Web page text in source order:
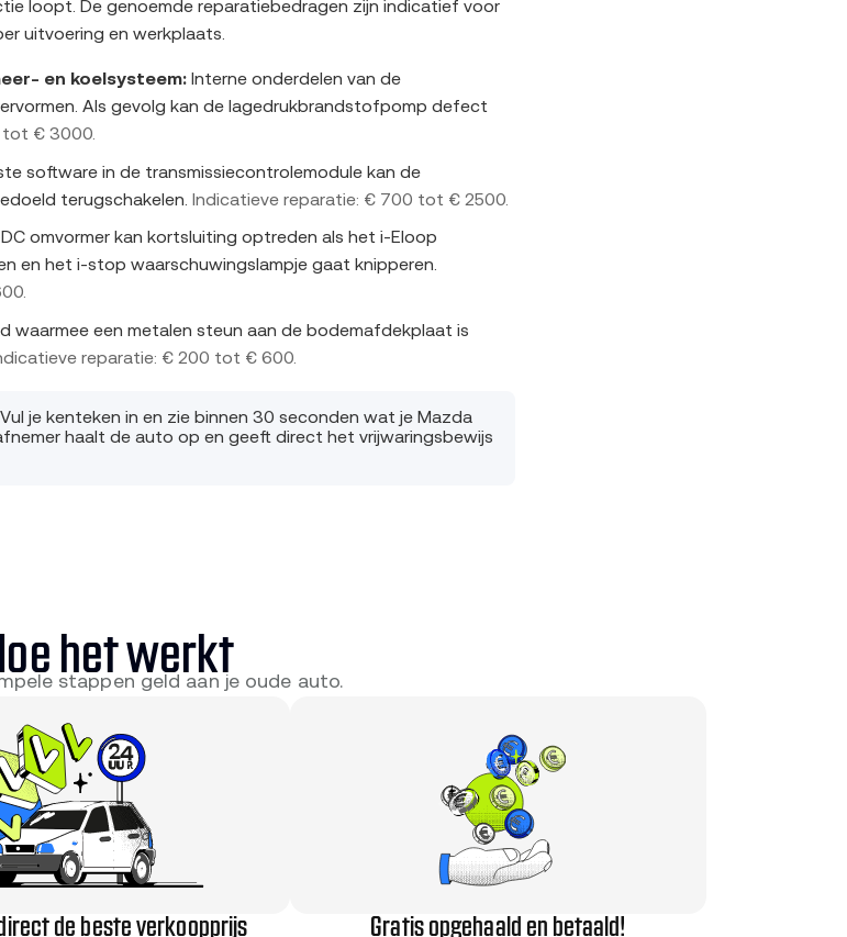
loopt. De genoemde reparatiebedragen zijn indicatief voor
uitvoering en werkplaats.
en koelsysteem:Interne onderdelen van de
Als gevolg kan de lagedrukbrandstofpomp defect
tot € 3000.
software in de transmissiecontrolemodule kan de
terugschakelen. Indicatieve reparatie: € 700 tot € 2500.
omvormer kan kortsluiting optreden als het i-Eloop
en het i-stop waarschuwingslampje gaat knipperen.
waarmee een metalen steun aan de bodemafdekplaat is
reparatie: € 200 tot € 600.
je kenteken in en zie binnen 30 seconden wat je Mazda
haalt de auto op en geeft direct het vrijwaringsbewijs
het werkt
stappen geld aan je oude auto.
de beste verkoopprijs Gratis opgehaald en betaald!